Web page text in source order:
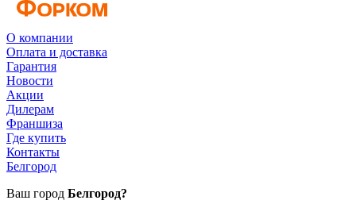
О компании
Оплата и доставка
Гарантия
Новости
Акции
Дилерам
Франшиза
Где купить
Контакты
Белгород
Ваш город Белгород?